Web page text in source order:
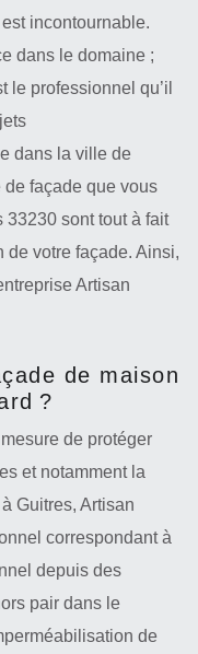
incontournable.
dans le domaine ;
le professionnel qu’il
dans la ville de
façade que vous
sont tout à fait
de votre façade. Ainsi,
Artisan
de maison
?
de protéger
et notamment la
Guitres, Artisan
correspondant à
depuis des
pair dans le
de